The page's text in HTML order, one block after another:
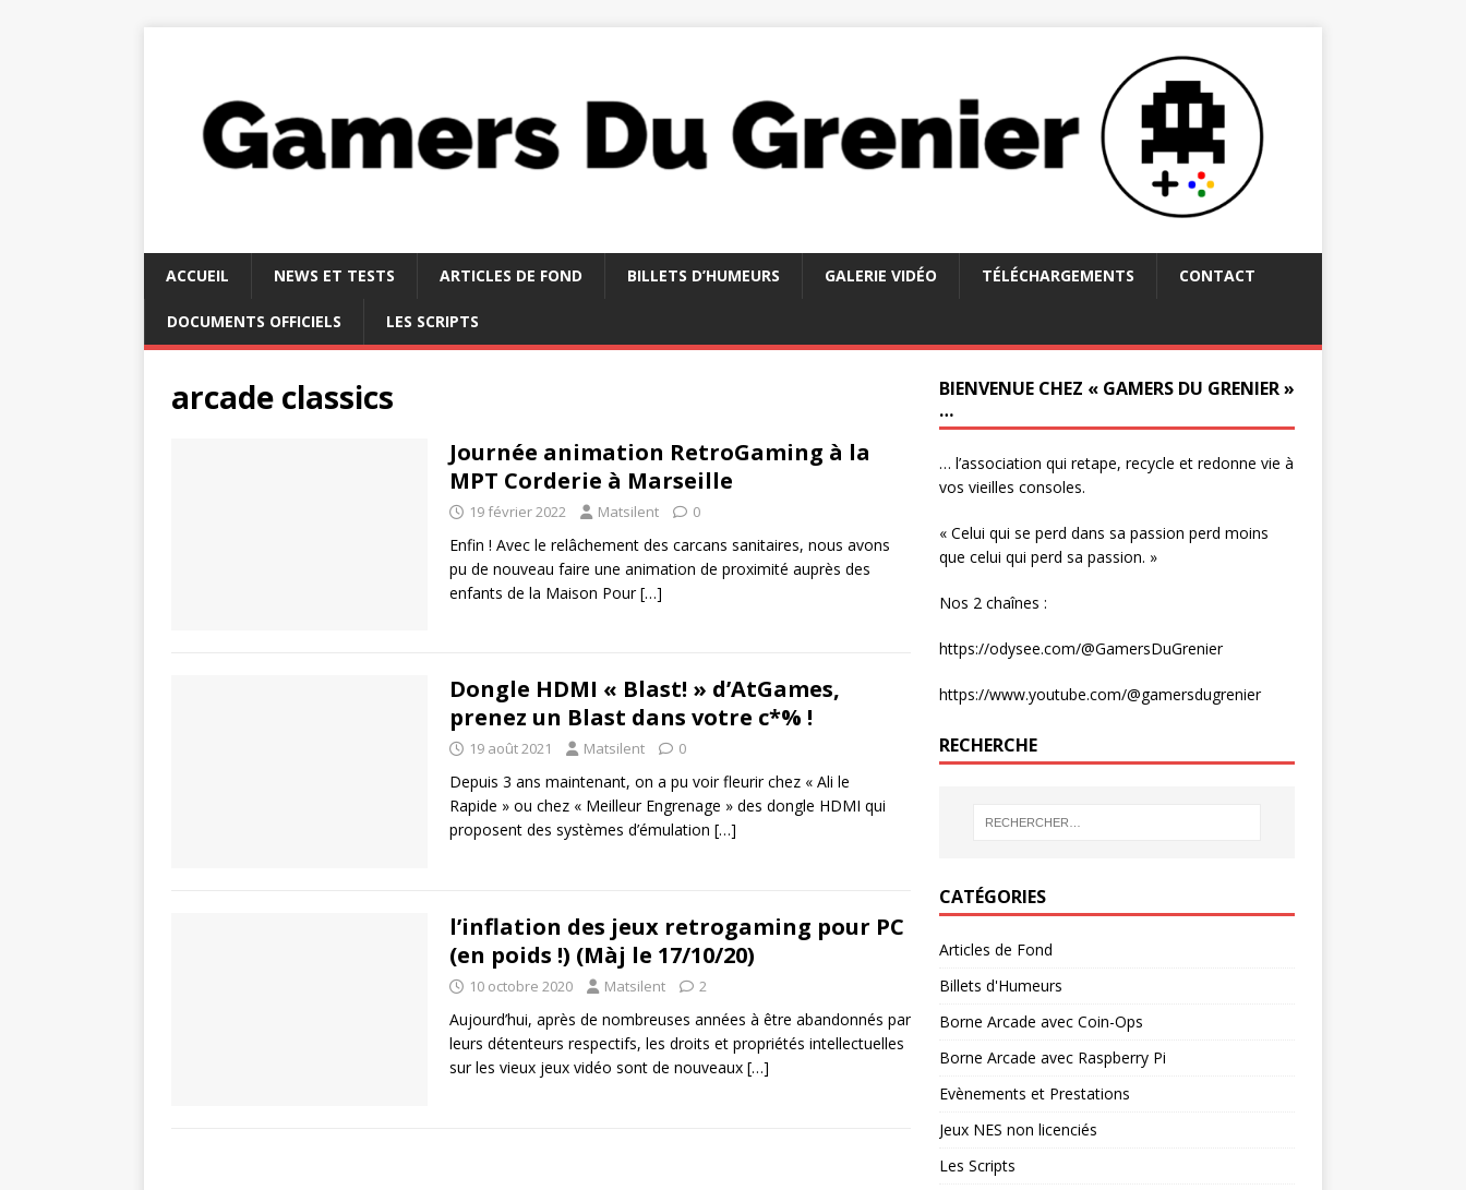
ACCUEIL NEWS ET TESTS ARTICLES DE FOND BILLETS D’HUMEURS GALERIE VIDÉO TÉLÉCHARGEMENTS CONTACT
DOCUMENTS OFFICIELS LES SCRIPTS
arcade classics
Journée animation RetroGaming à la
MPT Corderie à Marseille
19 février 2022 Matsilent 0
Enfin ! Avec le relâchement des carcans sanitaires, nous avons
pu de nouveau faire une animation de proximité auprès des
enfants de la Maison Pour[…]
Dongle HDMI « Blast! » d’AtGames,
prenez un Blast dans votre c*% !
19 août 2021 Matsilent 0
Depuis 3 ans maintenant, on a pu voir fleurir chez « Ali le
Rapide » ou chez « Meilleur Engrenage » des dongle HDMI qui
proposent des systèmes d’émulation […]
l’inflation des jeux retrogaming pour PC
(en poids !) (Màj le 17/10/20)
10 octobre 2020 Matsilent 2
Aujourd’hui, après de nombreuses années à être abandonnés par
leurs détenteurs respectifs, les droits et propriétés intellectuelles
sur les vieux jeux vidéo sont de nouveaux […]
BIENVENUE CHEZ « GAMERS DU GRENIER »
…
… l’association qui retape, recycle et redonne vie à
vos vieilles consoles.
« Celui qui se perd dans sa passion perd moins
que celui qui perd sa passion. »
Nos 2 chaînes :
https://odysee.com/@GamersDuGrenier
https://www.youtube.com/@gamersdugrenier
RECHERCHE
CATÉGORIES
Articles de Fond
Billets d'Humeurs
Borne Arcade avec Coin-Ops
Borne Arcade avec Raspberry Pi
Evènements et Prestations
Jeux NES non licenciés
Les Scripts